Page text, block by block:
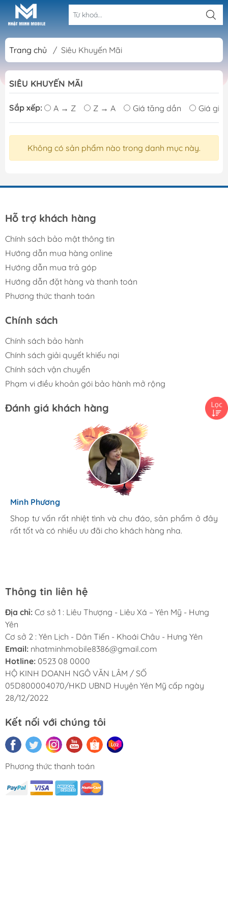
Trang chủ / Siêu Khuyến Mãi
SIÊU KHUYẾN MÃI
Sắp xếp: A → Z Z → A Giá tăng dần Giá
Không có sản phẩm nào trong danh mục này.
Hỗ trợ khách hàng
Chính sách bảo mật thông tin
Hướng dẫn mua hàng online
Hướng dẫn mua trả góp
Hướng dẫn đặt hàng và thanh toán
Phương thức thanh toán
Chính sách
Chính sách bảo hành
Chính sách giải quyết khiếu nại
Chính sách vận chuyển
Phạm vi điều khoản gói bảo hành mở rộng
Đánh giá khách hàng
Diệu Linh
Mình rất hài lòng khi đến cửa hàng Nhật Minh Mobile. Ở
đây có rất nhiều sản phẩm chính hãng giá tốt hơn so
Minh Phương
Shop tư vấn rất nhiệt tình và chu đáo, sản phẩm ở đây
rất tốt và có nhiều ưu đãi cho khách hàng nha.
Thông tin liên hệ
Địa chỉ: Cơ sở 1 : Liêu Thượng - Liêu Xá – Yên Mỹ - Hưng
Yên
Cơ sở 2 : Yên Lịch - Dân Tiến - Khoái Châu - Hưng Yên
Email: nhatminhmobile8386@gmail.com
Hotline: 0523 08 0000
HỘ KINH DOANH NGÔ VĂN LÂM / SỐ
05D800004070/HKD UBND Huyện Yên Mỹ cấp ngày
28/12/2022
Kết nối với chúng tôi
Phương thức thanh toán